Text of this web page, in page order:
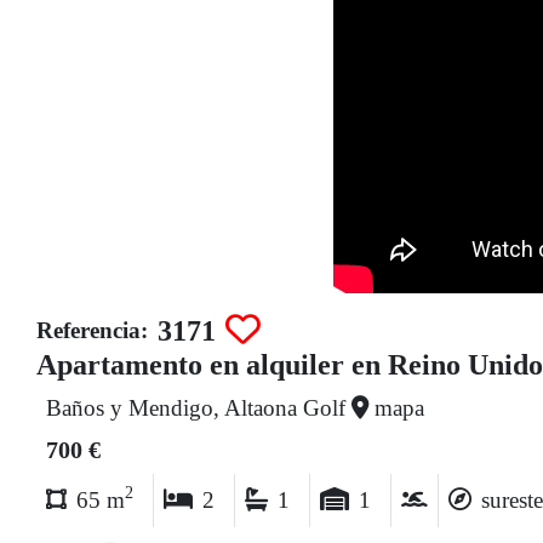
Referencia: 3171
Apartamento en alquiler en Reino
Baños y Mendigo, Altaona Golf mapa
700 €
65 m2 2 1 1 sureste